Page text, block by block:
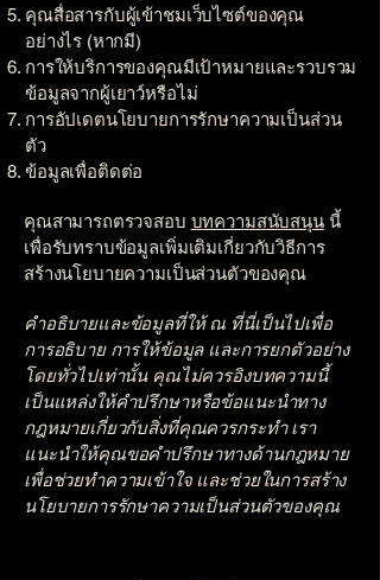
คุณสื่อสารกับผู้เข้าชมเว็บไซต์ของคุณ
อย่างไร (หากมี)
การให้บริการของคุณมีเป้าหมายและรวบรวม
ข้อมูลจากผู้เยาว์หรือไม่
การอัปเดตนโยบายการรักษาความเป็นส่วน
ตัว
ข้อมูลเพื่อติดต่อ
คุณสามารถตรวจสอบ บทความสนับสนุนนี้
เพื่อรับทราบข้อมูลเพิ่มเติมเกี่ยวกับวิธีการ
สร้างนโยบายความเป็นส่วนตัวของคุณ
คำอธิบายและข้อมูลที่ให้ ณ ที่นี่เป็นไปเพื่อ
การอธิบาย การให้ข้อมูล และการยกตัวอย่าง
โดยทั่วไปเท่านั้น คุณไม่ควรอิงบทความนี้
เป็นแหล่งให้คำปรึกษาหรือข้อแนะนำทาง
กฎหมายเกี่ยวกับสิ่งที่คุณควรกระทำ เรา
แนะนำให้คุณขอคำปรึกษาทางด้านกฎหมาย
เพื่อช่วยทำความเข้าใจ และช่วยในการสร้าง
นโยบายการรักษาความเป็นส่วนตัวของคุณ